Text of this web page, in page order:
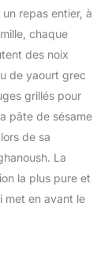
repas entier, à
chaque
des noix
de yaourt grec
grillés pour
pâte de sésame
de sa
La
la plus pure et
met en avant le